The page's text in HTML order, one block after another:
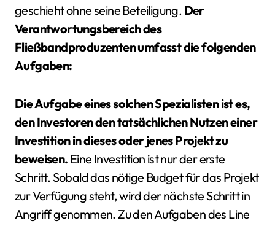
geschieht ohne seine Beteiligung. Der
Verantwortungsbereich des
Fließbandproduzenten umfasst die folgenden
Aufgaben:
Die Aufgabe eines solchen Spezialisten ist es,
den Investoren den tatsächlichen Nutzen einer
Investition in dieses oder jenes Projekt zu
beweisen. Eine Investition ist nur der erste
Schritt. Sobald das nötige Budget für das Projekt
zur Verfügung steht, wird der nächste Schritt in
Angriff genommen. Zu den Aufgaben des Line